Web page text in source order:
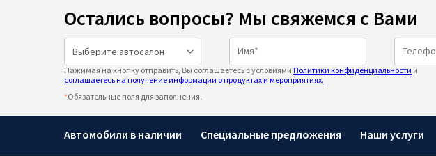
Остались вопросы? Мы свяжемся с Вами
Нажимая на кнопку отправить, Вы соглашаетесь с условиями Политики конфиденциальности и
соглашаетесь на получение информации о продуктах и мероприятиях.
*Обязательные поля для заполнения.
Автомобили в наличии Специальные предложения Наши услуги